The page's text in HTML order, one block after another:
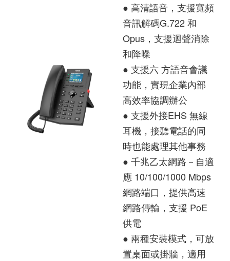
● 高清語音，支援寬頻
音訊解碼G.722 和
Opus，支援迴聲消除
和降噪
● 支援六 方語音會議
功能，實現企業內部
高效率協調辦公
● 支援外接EHS 無線
耳機，接聽電話的同
時也能處理其他事務
● 千兆乙太網路－自適
應 10/100/1000 Mbps
網路端口，提供高速
網路傳輸，支援 PoE
供電
● 兩種安裝模式，可放
置桌面或掛牆，適用